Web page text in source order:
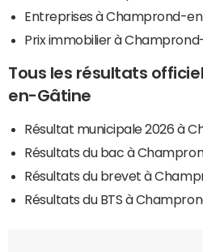
Entreprises à Champrond-
Prix immobilier à
Tous les résultats
en-Gâtine
Résultat municipale 2026 à
Résultats du bac à
Résultats du brevet à
Résultats du BTS à